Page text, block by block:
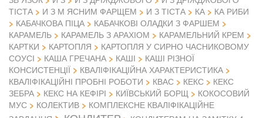
ТІСТА
И З М ЯСНИМ ФАРЩЕМ И З ТІСТА КА
КА РИБИ
КАБАЧКОВА ПІЦА
КАБАЧКОВІ ОЛАДКИ З ФАРШЕМ
КАРАМЕЛЬ
КАРАМЕЛЬ З АРАХІОМ
КАРАМЕЛЬНИЙ КРЕМ
КАРТКИ
КАРТОПЛЯ
КАРТОПЛЯ У СИРНО ЧАСНИКОВОМУ
СОУСІ
КАША ГРЕЧАНА КАШІ
КАШІ РІЗНОЇ
КОНСИСТЕНЦІЇ
КВАЛІФІКАЦІЙНА ХАРАКТЕРИСТИКА
КВАЛІФІКАЦІЙНІ ПРОБНІ РОБОТИ
КВАС КЕКС
КЕКС
ЗЕБРА
КЕКС НА КЕФІРІ КИЇВСЬКИЙ БОРЩ
КОКОСОВИЙ
МУС
КОЛЕКТИВ
КОМПЛЕКСНЕ КВАЛІФІКАЦІЙНЕ